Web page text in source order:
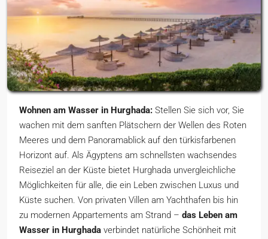
Wohnen am Wasser in Hurghada: Stellen Sie sich vor, Sie
wachen mit dem sanften Plätschern der Wellen des Roten
Meeres und dem Panoramablick auf den türkisfarbenen
Horizont auf. Als Ägyptens am schnellsten wachsendes
Reiseziel an der Küste bietet Hurghada unvergleichliche
Möglichkeiten für alle, die ein Leben zwischen Luxus und
Küste suchen. Von privaten Villen am Yachthafen bis hin
zu modernen Appartements am Strand – das Leben am
Wasser in Hurghada verbindet natürliche Schönheit mit